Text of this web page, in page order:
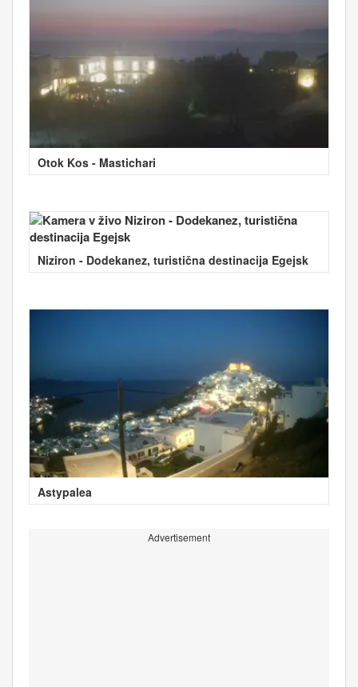
Otok Kos - Mastichari
Niziron - Dodekanez, turistična destinacija Egejsk
Astypalea
Advertisement